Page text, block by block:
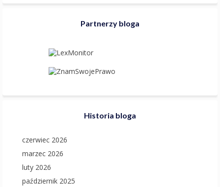
Partnerzy bloga
Historia bloga
czerwiec 2026
marzec 2026
luty 2026
październik 2025